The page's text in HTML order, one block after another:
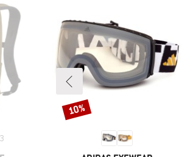
3
Rabat
10%